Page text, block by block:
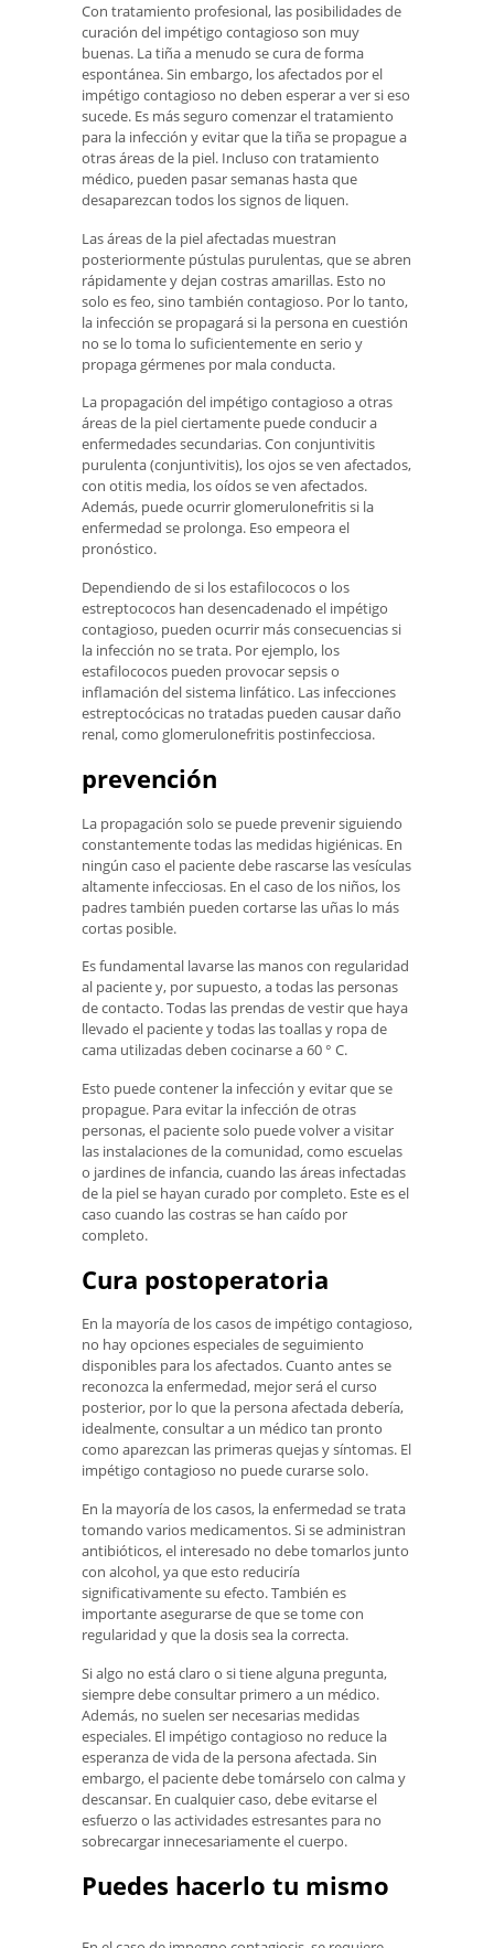
Con tratamiento profesional, las posibilidades de
curación del impétigo contagioso son muy
buenas. La tiña a menudo se cura de forma
espontánea. Sin embargo, los afectados por el
impétigo contagioso no deben esperar a ver si eso
sucede. Es más seguro comenzar el tratamiento
para la infección y evitar que la tiña se propague a
otras áreas de la piel. Incluso con tratamiento
médico, pueden pasar semanas hasta que
desaparezcan todos los signos de liquen.
Las áreas de la piel afectadas muestran
posteriormente pústulas purulentas, que se abren
rápidamente y dejan costras amarillas. Esto no
solo es feo, sino también contagioso. Por lo tanto,
la infección se propagará si la persona en cuestión
no se lo toma lo suficientemente en serio y
propaga gérmenes por mala conducta.
La propagación del impétigo contagioso a otras
áreas de la piel ciertamente puede conducir a
enfermedades secundarias. Con conjuntivitis
purulenta (conjuntivitis), los ojos se ven afectados,
con otitis media, los oídos se ven afectados.
Además, puede ocurrir glomerulonefritis si la
enfermedad se prolonga. Eso empeora el
pronóstico.
Dependiendo de si los estafilococos o los
estreptococos han desencadenado el impétigo
contagioso, pueden ocurrir más consecuencias si
la infección no se trata. Por ejemplo, los
estafilococos pueden provocar sepsis o
inflamación del sistema linfático. Las infecciones
estreptocócicas no tratadas pueden causar daño
renal, como glomerulonefritis postinfecciosa.
prevención
La propagación solo se puede prevenir siguiendo
constantemente todas las medidas higiénicas. En
ningún caso el paciente debe rascarse las vesículas
altamente infecciosas. En el caso de los niños, los
padres también pueden cortarse las uñas lo más
cortas posible.
Es fundamental lavarse las manos con regularidad
al paciente y, por supuesto, a todas las personas
de contacto. Todas las prendas de vestir que haya
llevado el paciente y todas las toallas y ropa de
cama utilizadas deben cocinarse a 60 ° C.
Esto puede contener la infección y evitar que se
propague. Para evitar la infección de otras
personas, el paciente solo puede volver a visitar
las instalaciones de la comunidad, como escuelas
o jardines de infancia, cuando las áreas infectadas
de la piel se hayan curado por completo. Este es el
caso cuando las costras se han caído por
completo.
Cura postoperatoria
En la mayoría de los casos de impétigo contagioso,
no hay opciones especiales de seguimiento
disponibles para los afectados. Cuanto antes se
reconozca la enfermedad, mejor será el curso
posterior, por lo que la persona afectada debería,
idealmente, consultar a un médico tan pronto
como aparezcan las primeras quejas y síntomas. El
impétigo contagioso no puede curarse solo.
En la mayoría de los casos, la enfermedad se trata
tomando varios medicamentos. Si se administran
antibióticos, el interesado no debe tomarlos junto
con alcohol, ya que esto reduciría
significativamente su efecto. También es
importante asegurarse de que se tome con
regularidad y que la dosis sea la correcta.
Si algo no está claro o si tiene alguna pregunta,
siempre debe consultar primero a un médico.
Además, no suelen ser necesarias medidas
especiales. El impétigo contagioso no reduce la
esperanza de vida de la persona afectada. Sin
embargo, el paciente debe tomárselo con calma y
descansar. En cualquier caso, debe evitarse el
esfuerzo o las actividades estresantes para no
sobrecargar innecesariamente el cuerpo.
Puedes hacerlo tu mismo